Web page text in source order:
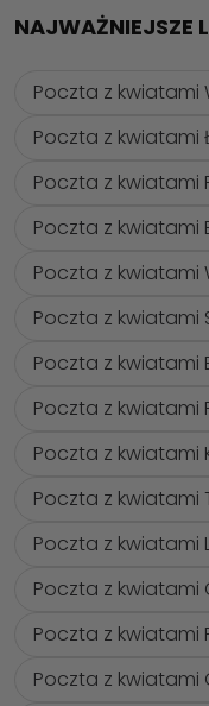
NAJWAŻNIEJSZE
Poczta z kwiatami
Poczta z kwiatami
Poczta z kwiatami
Poczta z kwiatami
Poczta z kwiatami
Poczta z kwiatami
Poczta z kwiatami
Poczta z kwiatami
Poczta z kwiatami
Poczta z kwiatami
Poczta z kwiatami
Poczta z
Poczta z kwiatami
Poczta z kwiatami